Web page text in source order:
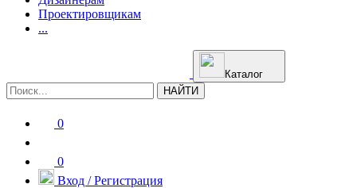
Проектировщикам
...
Каталог
НАЙТИ
0
0
Вход / Регистрация